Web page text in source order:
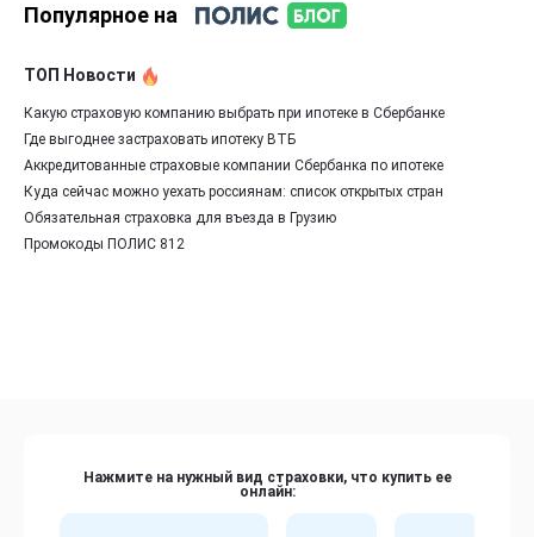
Популярное на
ТОП Новости
Какую страховую компанию выбрать при ипотеке в Сбербанке
Где выгоднее застраховать ипотеку ВТБ
Аккредитованные страховые компании Сбербанка по ипотеке
Куда сейчас можно уехать россиянам: список открытых стран
Обязательная страховка для въезда в Грузию
Промокоды ПОЛИС 812
Нажмите на нужный вид страховки, что купить ее
онлайн: